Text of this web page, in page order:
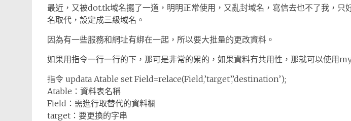
最近，又被dot.tk域名擺了一道，明明正常使用，又亂封域名，寫信去也不了我，只
名取代，設定成三級域名。
因為有一些服務和網址有綁在一起，所以要大批量的更改資料。
如果用指令一行一行的下，那可是非常的累的，如果資料有共用性，那就可以使用
指令 updata Atable set Field=relace(Field,’target’,’destination’);
Atable：資料表名稱
Field：需進行取替代的資料欄
target：要更換的字串